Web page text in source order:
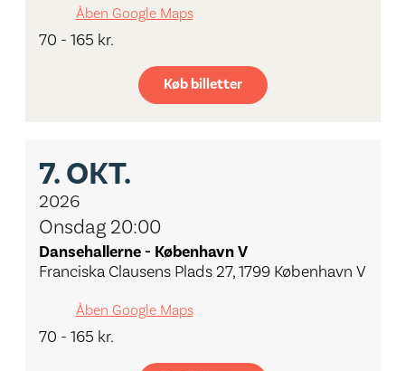
Åben Google Maps
70 - 165 kr.
Køb billetter
7.OKT.
2026
Onsdag 20:00
Dansehallerne - København V
Franciska Clausens Plads 27, 1799 København V
Åben Google Maps
70 - 165 kr.